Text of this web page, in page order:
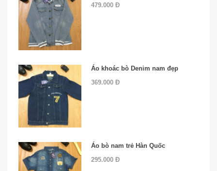
479.000 Đ
Áo khoác bò Denim nam đẹp
369.000 Đ
Áo bò nam trẻ Hàn Quốc
295.000 Đ